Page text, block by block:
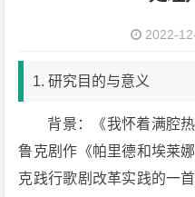
2022-
1. 研究目的与意义
背景：《我怀着满腔
鲁克剧作《帕里德和埃莱
克践行歌剧改革实践的一